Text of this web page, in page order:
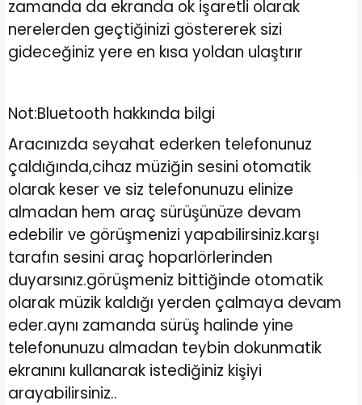
zamanda da ekranda ok işaretli olarak
nerelerden geçtiğinizi göstererek sizi
gideceğiniz yere en kısa yoldan ulaştırır
Not:Bluetooth hakkında bilgi
Aracınızda seyahat ederken telefonunuz
çaldığında,cihaz müziğin sesini otomatik
olarak keser ve siz telefonunuzu elinize
almadan hem araç sürüşünüze devam
edebilir ve görüşmenizi yapabilirsiniz.karşı
tarafın sesini araç hoparlörlerinden
duyarsınız.görüşmeniz bittiğinde otomatik
olarak müzik kaldığı yerden çalmaya devam
eder.aynı zamanda sürüş halinde yine
telefonunuzu almadan teybin dokunmatik
ekranını kullanarak istediğiniz kişiyi
arayabilirsiniz..